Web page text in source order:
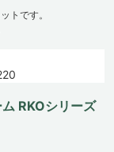
トです。
RKOシリーズ